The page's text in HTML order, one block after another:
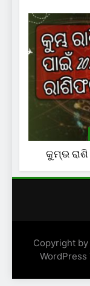
କୁମ୍ଭ ରାଶି
Copyright